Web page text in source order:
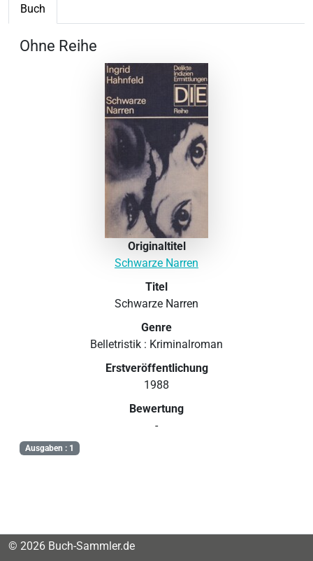
Buch
Ohne Reihe
Originaltitel
Schwarze Narren
Titel
Schwarze Narren
Genre
Belletristik : Kriminalroman
Erstveröffentlichung
1988
Bewertung
-
Ausgaben : 1
© 2026 Buch-Sammler.de